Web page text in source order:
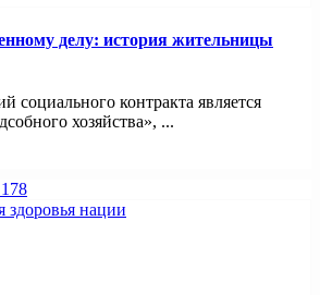
делу: история жительницы
социального контракта является
хозяйства», ...
178